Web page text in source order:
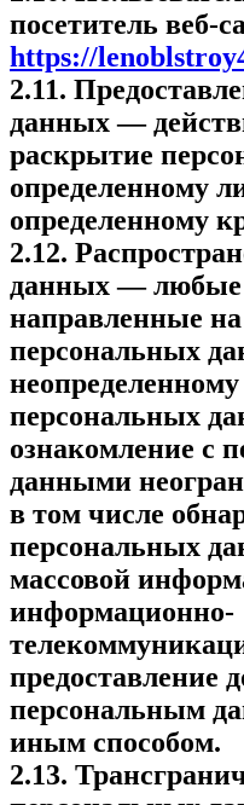
посетитель веб-
https://
2.11.
данных —
раскрытие
определенному
определенному
2.12.
данных — любые
направленные
персональных
персональных
ознакомление с
данными
в том числе
персональных
массовой
информационно-
предоставление
персональным
иным способом.
2.13.